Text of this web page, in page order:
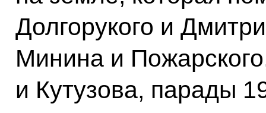
Долгорукого и
Минина и
и Кутузова, парады